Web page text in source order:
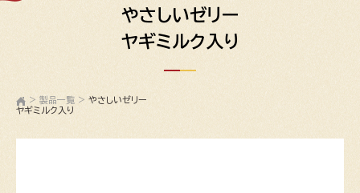
やさしいゼリー
ヤギミルク入り
> 製品一覧 > やさしいゼリー
ヤギミルク入り